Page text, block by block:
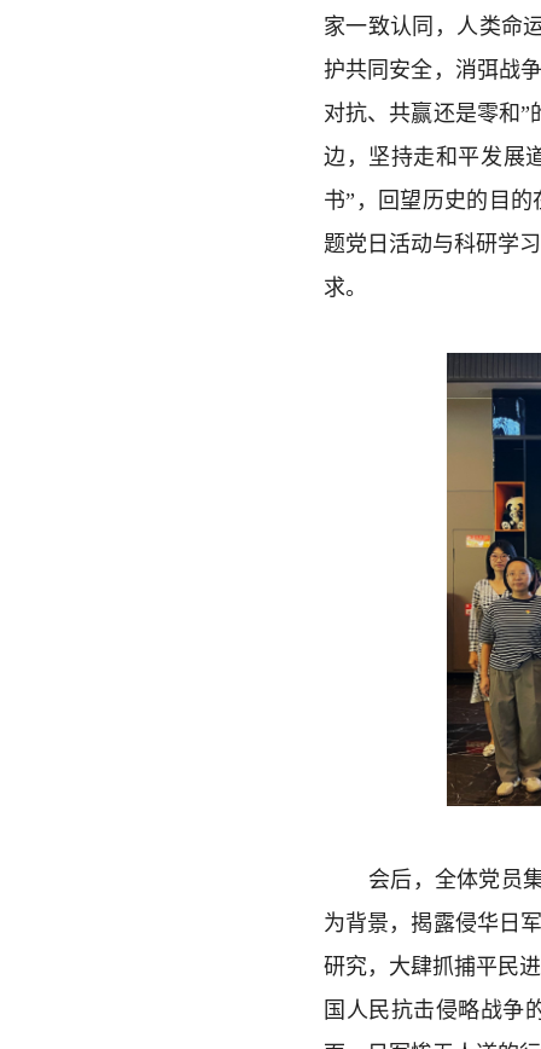
家一致认同，人类命
护共同安全，消弭战
对抗、共赢还是零和
边，坚持走和平发展
书”，回望历史的目
题党日活动与科研学
求。
会后，全体党员
为背景，揭露侵华日
研究，大肆抓捕平民
国人民抗击侵略战争